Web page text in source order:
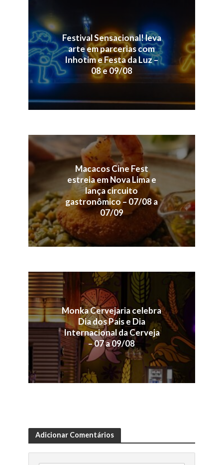
Festival Sensacional! leva
arte em parcerias com
Inhotim e Festa da Luz –
08 e 09/08
Macacos Cine Fest
estreia em Nova Lima e
lança circuito
gastronômico – 07/08 a
07/09
Monka Cervejaria celebra
Dia dos Pais e Dia
Internacional da Cerveja
– 07 a 09/08
Adicionar Comentários